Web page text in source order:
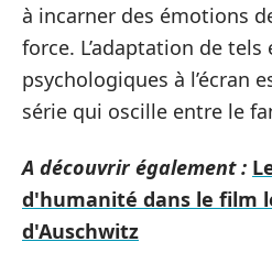
à incarner des émotions
force. L’adaptation de tels
psychologiques à l’écran
série qui oscille entre le
A découvrir également :
d'humanité dans le film
d'Auschwitz